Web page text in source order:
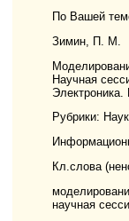
По Вашей
Зимин, П. М.
Научная
Рубрики:
Кл.слова
научная